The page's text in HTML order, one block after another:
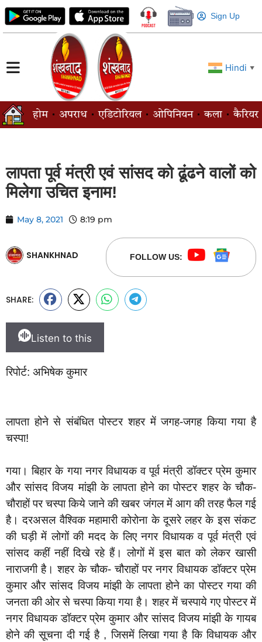
Sign Up
Hindi ▼
होम अपराध एडिटोरियल ओपिनियन कला कैरियर
लापता पूर्व मंत्री एवं सांसद को ढूंढने वालों को
मिलेगा उचित इनाम!
May 8, 2021 8:19 pm
SHANKHNAD FOLLOW US:
SHARE:
Listen to this
रिपोर्ट: अभिषेक कुमार
लापता होने से संबंधित पोस्टर शहर में जगह-जगह किया गया है
चस्पा!
गया। बिहार के गया नगर विधायक व पूर्व मंत्री डॉक्टर प्रेम कुमार
और सांसद विजय मांझी के लापता होने का पोस्टर शहर के चौक-
चौराहों पर चस्पा किये जाने की खबर जंगल में आग की तरह फैल गई
है। दरअसल वैश्विक महामारी कोरोना के दूसरे लहर के इस संकट
की घड़ी में लोगों की मदद के लिए नगर विधायक व पूर्व मंत्री एवं
सांसद कहीं नहीं दिखे रहे हैं। लोगों में इस बात को लेकर खासी
नाराजगी है। शहर के चौक- चौराहों पर नगर विधायक डॉक्टर प्रेम
कुमार और सांसद विजय मांझी के लापता होने का पोस्टर गया की
जनता की ओर से चस्पा किया गया है। शहर में चस्पाये गए पोस्टर में
नगर विधायक डॉक्टर प्रेम कुमार और सांसद विजय मांझी के गायब
होने की सूचना दी गई है , जिसमें लिखा गया है कि विधायक और